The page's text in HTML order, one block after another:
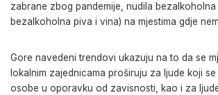
zabrane zbog pandemije, nudila bezalkoholna
bezalkoholna piva i vina) na mjestima gdje
Gore navedeni trendovi ukazuju na to da se
lokalnim zajednicama proširuju za ljude koji
osobe u oporavku od zavisnosti, kao i za